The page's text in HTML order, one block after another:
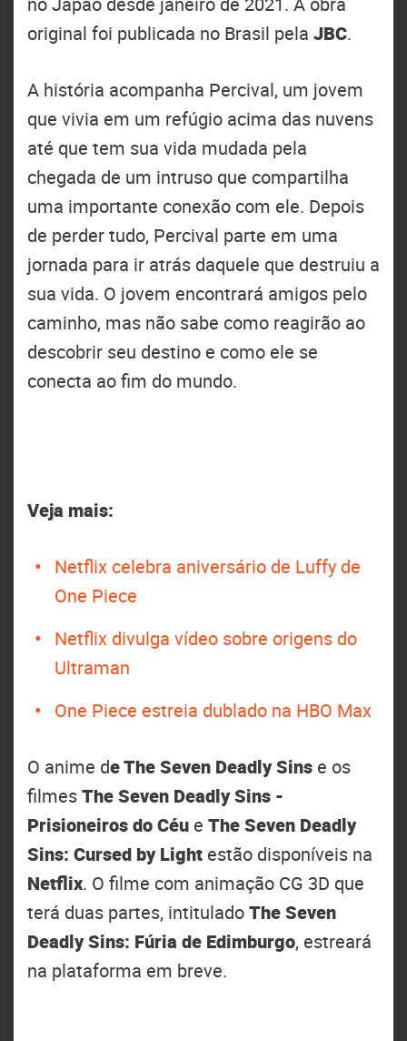
original foi publicada no Brasil pela JBC.
A história acompanha Percival, um jovem
que vivia em um refúgio acima das nuvens
até que tem sua vida mudada pela
chegada de um intruso que compartilha
uma importante conexão com ele. Depois
de perder tudo, Percival parte em uma
jornada para ir atrás daquele que destruiu a
sua vida. O jovem encontrará amigos pelo
caminho, mas não sabe como reagirão ao
descobrir seu destino e como ele se
conecta ao fim do mundo.
Veja mais:
Netflix celebra aniversário de Luffy de
One Piece
Netflix divulga vídeo sobre origens do
Ultraman
One Piece estreia dublado na HBO Max
O anime de The Seven Deadly Sins e os
filmesThe Seven Deadly Sins -
Prisioneiros do Céu e The Seven Deadly
Sins: Cursed by Light estão disponíveis na
Netflix. O filme com animação CG 3D que
terá duas partes, intituladoThe Seven
Deadly Sins: Fúria de Edimburgo, estreará
na plataforma em breve.